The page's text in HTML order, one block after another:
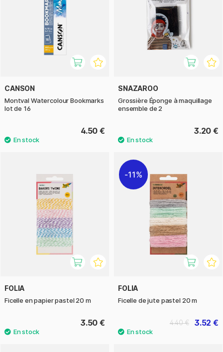
CANSON
Montval Watercolour Bookmarks
lot de 16
4.50 €
SNAZAROO
Grossière Éponge à maquillage
ensemble de 2
3.20 €
FOLIA
Ficelle en papier pastel 20 m
3.50 €
11%
FOLIA
Ficelle de jute pastel 20 m
3.52 €
4.40 €